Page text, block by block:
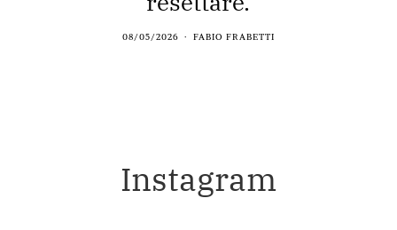
08/05/2026 FABIO FRABETTI
Instagram